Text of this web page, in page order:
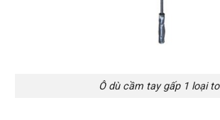
Ô dù cầm tay gấp 1 loại to